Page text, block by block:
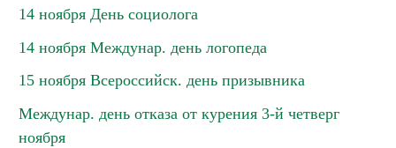
14 ноября День социолога
14 ноября Междунар. день логопеда
15 ноября Всероссийск. день призывника
Междунар. день отказа от курения 3-й четверг
ноября